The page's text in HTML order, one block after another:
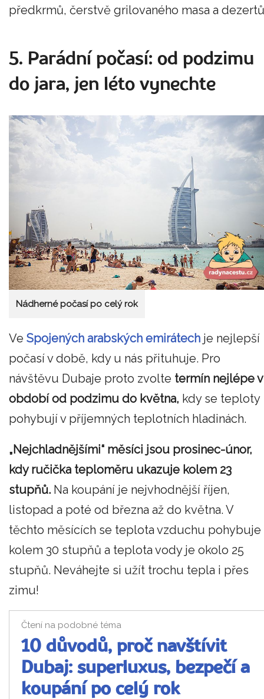
předkrmů, čerstvě grilovaného masa a
5. Parádní počasí: od podzimu
do jara, jen léto vynechte
Nádherné počasí po celý rok
Ve Spojených arabských emirátech je nejlepší
počasí v době, kdy u nás přituhuje. Pro
návštěvu Dubaje proto zvolte termín nejlépe v
období od podzimu do května, kdy se teploty
pohybují v příjemných teplotních hladinách.
„Nejchladnějšími“ měsíci jsou prosinec-únor,
kdy ručička teploměru ukazuje kolem 23
stupňů. Na koupání je nejvhodnější říjen,
listopad a poté od března až do května. V
těchto měsících se teplota vzduchu pohybuje
kolem 30 stupňů a teplota vody je okolo 25
stupňů. Neváhejte si užít trochu tepla i přes
zimu!
Čtení na podobné téma
10 důvodů, proč navštívit
Dubaj: superluxus, bezpečí a
koupání po celý rok